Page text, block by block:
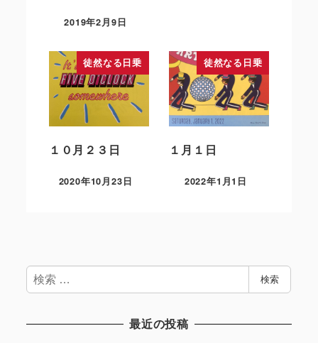
2019年2月9日
徒然なる日乗
１０月２３日
2020年10月23日
徒然なる日乗
１月１日
2022年1月1日
検
索
検索
最近の投稿